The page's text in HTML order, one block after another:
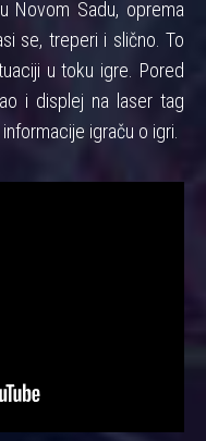
Novom Sadu, oprema
se, treperi i slično. To
u toku igre. Pored
i displej na laser tag
igraču o igri.